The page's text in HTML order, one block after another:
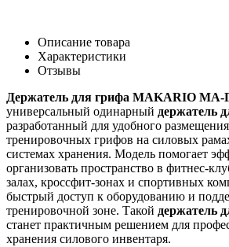
Описание товара
Характеристики
Отзывы
Держатель для грифа MAKARIO MA-
универсальный одинарный держатель
разработанный для удобного
тренировочных грифов на силовых
системах хранения. Модель помогает
организовать пространство в фитнес-
залах, кроссфит-зонах и спортивных
быстрый доступ к оборудованию и
тренировочной зоне. Такой держатель
станет практичным решением для
хранения силового инвентаря.